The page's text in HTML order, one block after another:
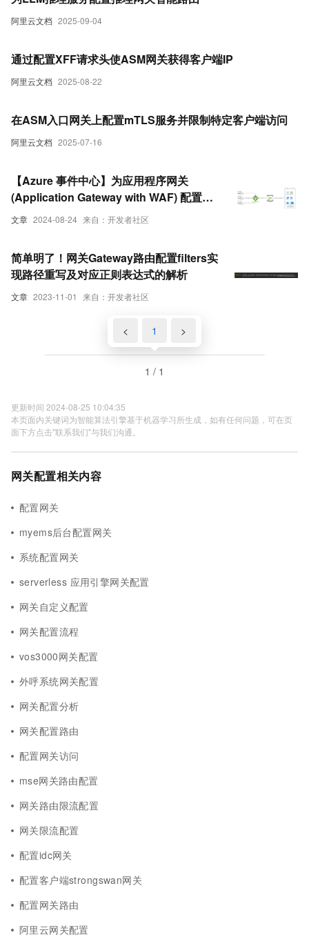
阿里云文档 2025-09-04
阿里云文档 2025-08-22
通过配置XFF请求头使ASM网关获得客户端IP
阿里云文档 2025-07-16
在ASM入口网关上配置mTLS服务并限制特定客户端访问
文章 2024-08-24 来自：开发者社区
【Azure 事件中心】为应用程序网关
(Application Gateway with WAF) 配置诊
断日志，发送到事件中心
文章 2023-11-01 来自：开发者社区
简单明了！网关Gateway路由配置filters实
现路径重写及对应正则表达式的解析
< 1 >
1 / 1
更新时间 2024-08-25 10:04:35
本页面内关键词为智能算法引擎基于机器学习所生成，如有任何问题，可在页
面下方点击"联系我们"与我们沟通。
网关配置相关内容
配置网关
myems后台配置网关
系统配置网关
serverless 应用引擎网关配置
网关自定义配置
网关配置流程
vos3000网关配置
外呼系统网关配置
网关配置分析
网关配置路由
配置网关访问
mse网关路由配置
网关路由限流配置
网关限流配置
配置idc网关
配置客户端strongswan网关
配置网关路由
阿里云网关配置